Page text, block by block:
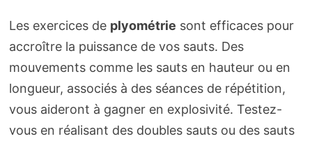
Les exercices de plyométrie sont efficaces pour
accroître la puissance de vos sauts. Des
mouvements comme les sauts en hauteur ou en
longueur, associés à des séances de répétition,
vous aideront à gagner en explosivité. Testez-
vous en réalisant des doubles sauts ou des sauts